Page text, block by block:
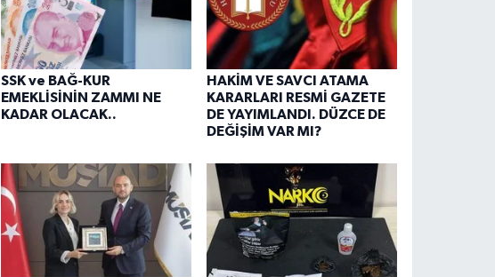
SSK ve BAĞ-KUR
EMEKLİSİNİN ZAMMI NE
KADAR OLACAK..
HAKİM VE SAVCI ATAMA
KARARLARI RESMİ GAZETE
DE YAYIMLANDI. DÜZCE DE
DEĞİŞİM VAR MI?